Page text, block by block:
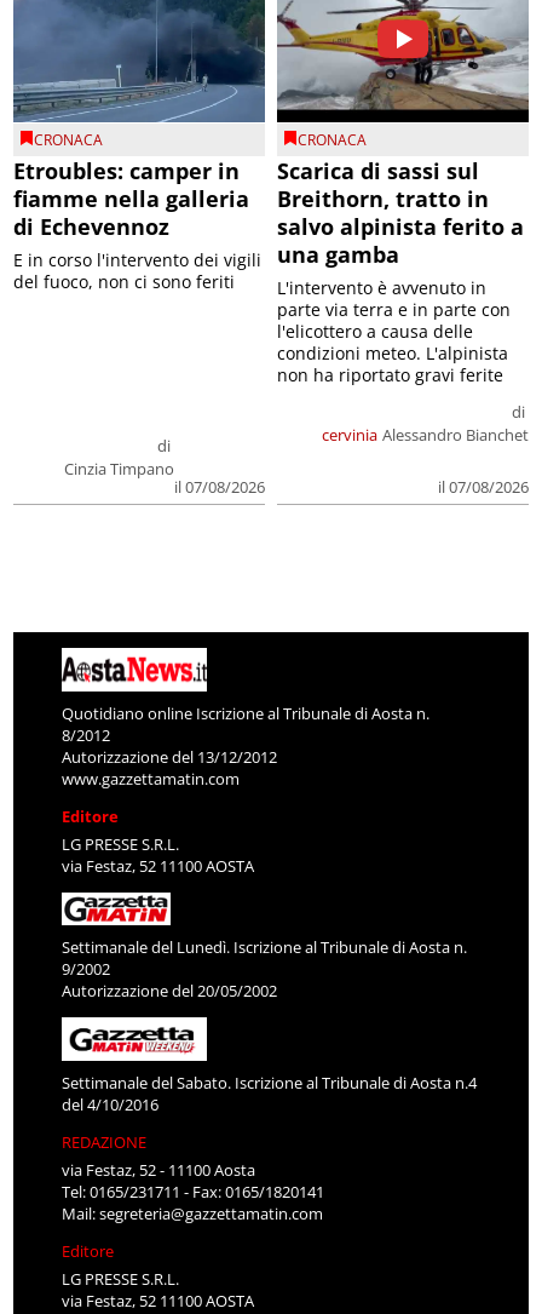
CRONACA
Etroubles: camper in
fiamme nella galleria
di Echevennoz
di
Cinzia Timpano
il 07/08/2026
E in corso l'intervento dei vigili
del fuoco, non ci sono feriti
CRONACA
Scarica di sassi sul
Breithorn, tratto in
salvo alpinista ferito a
una gamba
cervinia
di
Alessandro Bianchet
il 07/08/2026
L'intervento è avvenuto in
parte via terra e in parte con
l'elicottero a causa delle
condizioni meteo. L'alpinista
non ha riportato gravi ferite
Quotidiano online Iscrizione al Tribunale di Aosta n.
8/2012
Autorizzazione del 13/12/2012
www.gazzettamatin.com
Editore
LG PRESSE S.R.L.
via Festaz, 52 11100 AOSTA
Settimanale del Lunedì. Iscrizione al Tribunale di Aosta n.
9/2002
Autorizzazione del 20/05/2002
Settimanale del Sabato. Iscrizione al Tribunale di Aosta n.4
del 4/10/2016
REDAZIONE
via Festaz, 52 - 11100 Aosta
Tel: 0165/231711 - Fax: 0165/1820141
Mail:segreteria@gazzettamatin.com
Editore
LG PRESSE S.R.L.
via Festaz, 52 11100 AOSTA